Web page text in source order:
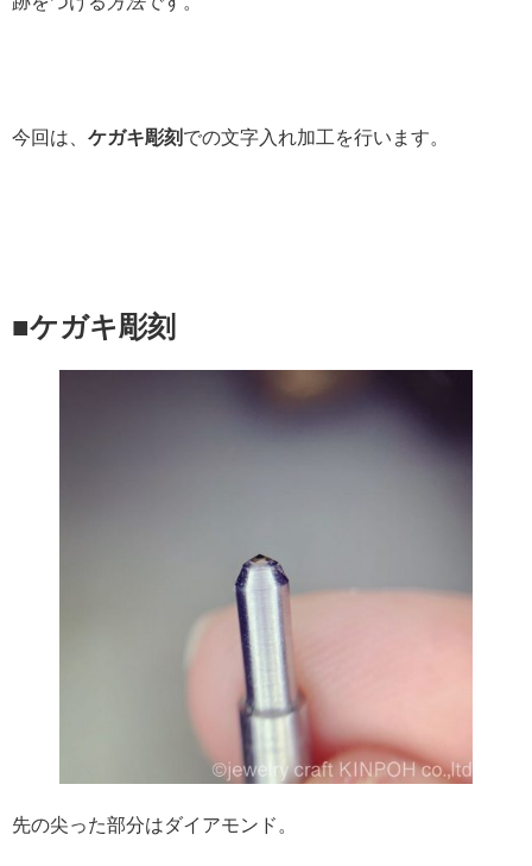
今回は、 ケガキ彫刻 での文字入れ加工を行います。
■ケガキ彫刻
先の尖った部分はダイアモンド。